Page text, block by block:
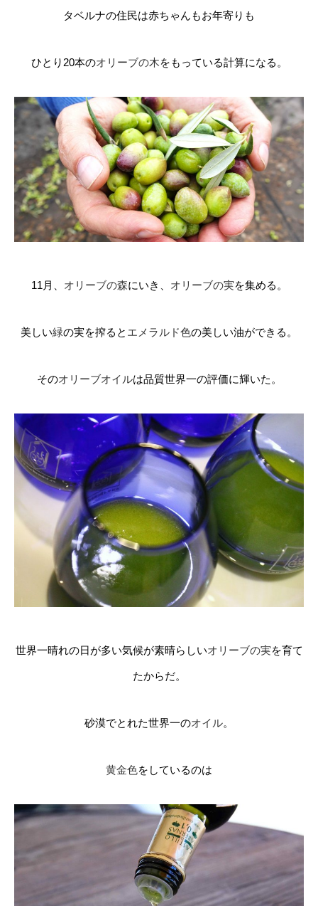
タベルナの住民は赤ちゃんもお年寄りも
ひとり 20本のオリーブの木をもっている計算になる。
11 月、 オリーブの森にいき、 オリーブの実を集める。
美しい緑の実を搾ると エメラルド色の美しい油ができる。
そのオリーブオイルは品質世界一の評価に輝いた。
世界一晴れの日が多い気候が素晴らしいオリーブの実を育て
たからだ。
砂漠でとれた世界一のオイル。
黄金色をしているのは